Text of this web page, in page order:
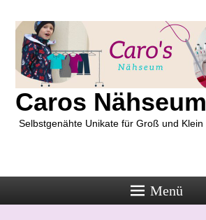
Caros Nähseum
Selbstgenähte Unikate für Groß und Klein
Menü